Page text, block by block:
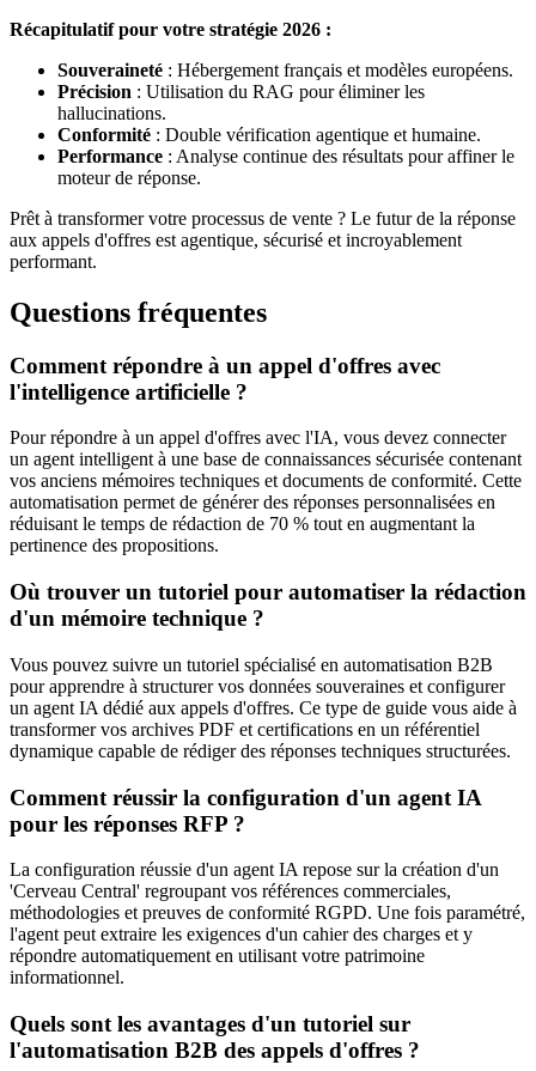
Récapitulatif pour votre stratégie 2026 :
Souveraineté : Hébergement français et modèles européens.
Précision : Utilisation du RAG pour éliminer les
hallucinations.
Conformité : Double vérification agentique et humaine.
Performance : Analyse continue des résultats pour affiner le
moteur de réponse.
Prêt à transformer votre processus de vente ? Le futur de la réponse
aux appels d'offres est agentique, sécurisé et incroyablement
performant.
Questions fréquentes
Comment répondre à un appel d'offres avec
l'intelligence artificielle ?
Pour répondre à un appel d'offres avec l'IA, vous devez connecter
un agent intelligent à une base de connaissances sécurisée contenant
vos anciens mémoires techniques et documents de conformité. Cette
automatisation permet de générer des réponses personnalisées en
réduisant le temps de rédaction de 70 % tout en augmentant la
pertinence des propositions.
Où trouver un tutoriel pour automatiser la rédaction
d'un mémoire technique ?
Vous pouvez suivre un tutoriel spécialisé en automatisation B2B
pour apprendre à structurer vos données souveraines et configurer
un agent IA dédié aux appels d'offres. Ce type de guide vous aide à
transformer vos archives PDF et certifications en un référentiel
dynamique capable de rédiger des réponses techniques structurées.
Comment réussir la configuration d'un agent IA
pour les réponses RFP ?
La configuration réussie d'un agent IA repose sur la création d'un
'Cerveau Central' regroupant vos références commerciales,
méthodologies et preuves de conformité RGPD. Une fois paramétré,
l'agent peut extraire les exigences d'un cahier des charges et y
répondre automatiquement en utilisant votre patrimoine
informationnel.
Quels sont les avantages d'un tutoriel sur
l'automatisation B2B des appels d'offres ?